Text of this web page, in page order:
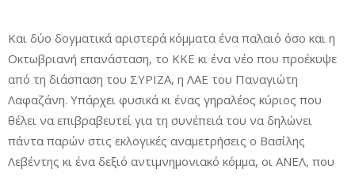
Και δύο δογματικά αριστερά κόμματα ένα παλαιό όσο και η
Οκτωβριανή επανάσταση, το ΚΚΕ κι ένα νέο που προέκυψε
από τη διάσπαση του ΣΥΡΙΖΑ, η ΛΑΕ του Παναγιώτη
Λαφαζάνη. Υπάρχει φυσικά κι ένας γηραλέος κύριος που
θέλει να επιβραβευτεί για τη συνέπειά του να δηλώνει
πάντα παρών στις εκλογικές αναμετρήσεις ο Βασίλης
Λεβέντης κι ένα δεξιό αντιμνημονιακό κόμμα, οι ΑΝΕΛ, που